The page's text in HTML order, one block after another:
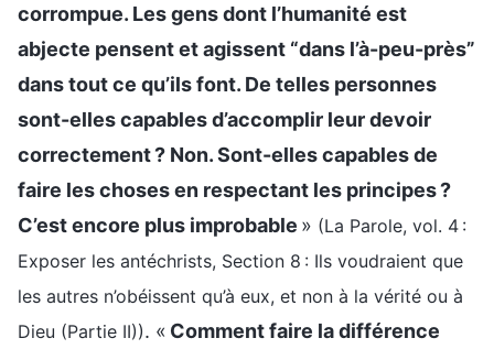
corrompue. Les gens dont l’humanité est
abjecte pensent et agissent “dans l’à-peu-près”
dans tout ce qu’ils font. De telles personnes
sont-elles capables d’accomplir leur devoir
correctement ? Non. Sont-elles capables de
faire les choses en respectant les principes ?
C’est encore plus improbable » (La Parole, vol. 4 :
Exposer les antéchrists, Section 8 : Ils voudraient que
les autres n’obéissent qu’à eux, et non à la vérité ou à
Dieu (Partie II)). « Comment faire la différence